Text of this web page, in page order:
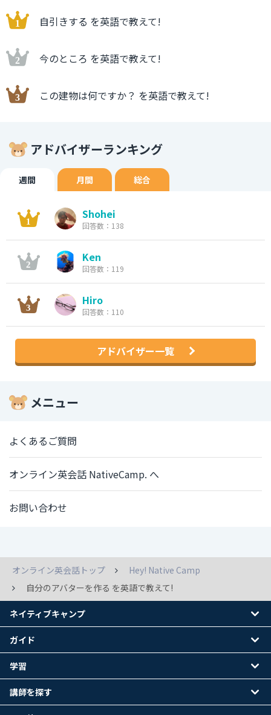
自引きする を英語で教えて!
今のところ を英語で教えて!
この建物は何ですか？ を英語で教えて!
アドバイザーランキング
週間 月間 総合
Shohei
回答数：138
Ken
回答数：119
Hiro
回答数：110
アドバイザー一覧
メニュー
よくあるご質問
オンライン英会話 NativeCamp. へ
お問い合わせ
オンライン英会話トップ
Hey! Native Camp
自分のアバターを作る を英語で教えて!
ネイティブキャンプ
ガイド
学習
講師を探す